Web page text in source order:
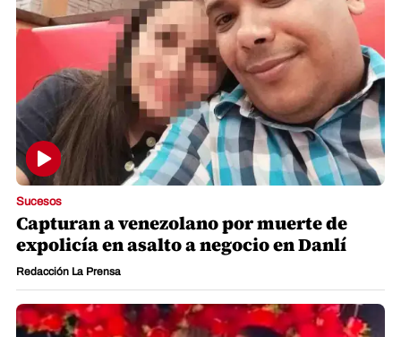
Sucesos
Capturan a venezolano por muerte de
expolicía en asalto a negocio en Danlí
Redacción La Prensa